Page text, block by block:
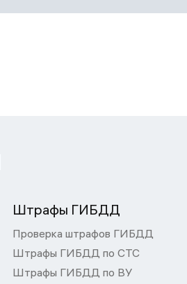
Штрафы ГИБДД
Проверка штрафов ГИБДД
Штрафы ГИБДД по СТС
Штрафы ГИБДД по ВУ